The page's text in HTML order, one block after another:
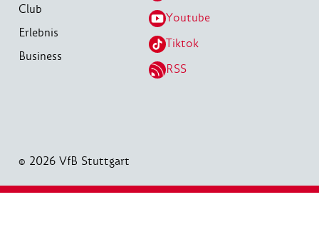
Club
Erlebnis
Business
Youtube
Tiktok
RSS
© 2026 VfB Stuttgart